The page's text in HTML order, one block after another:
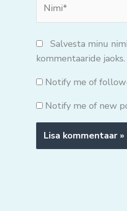
Salvesta minu
kommentaaride jaoks.
Notify me of
Notify me of new